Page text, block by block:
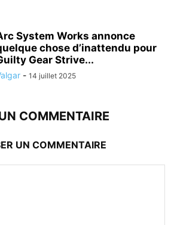
System Works annonce
chose d’inattendu pour
Gear Strive...
- 14 juillet 2025
COMMENTAIRE
UN COMMENTAIRE